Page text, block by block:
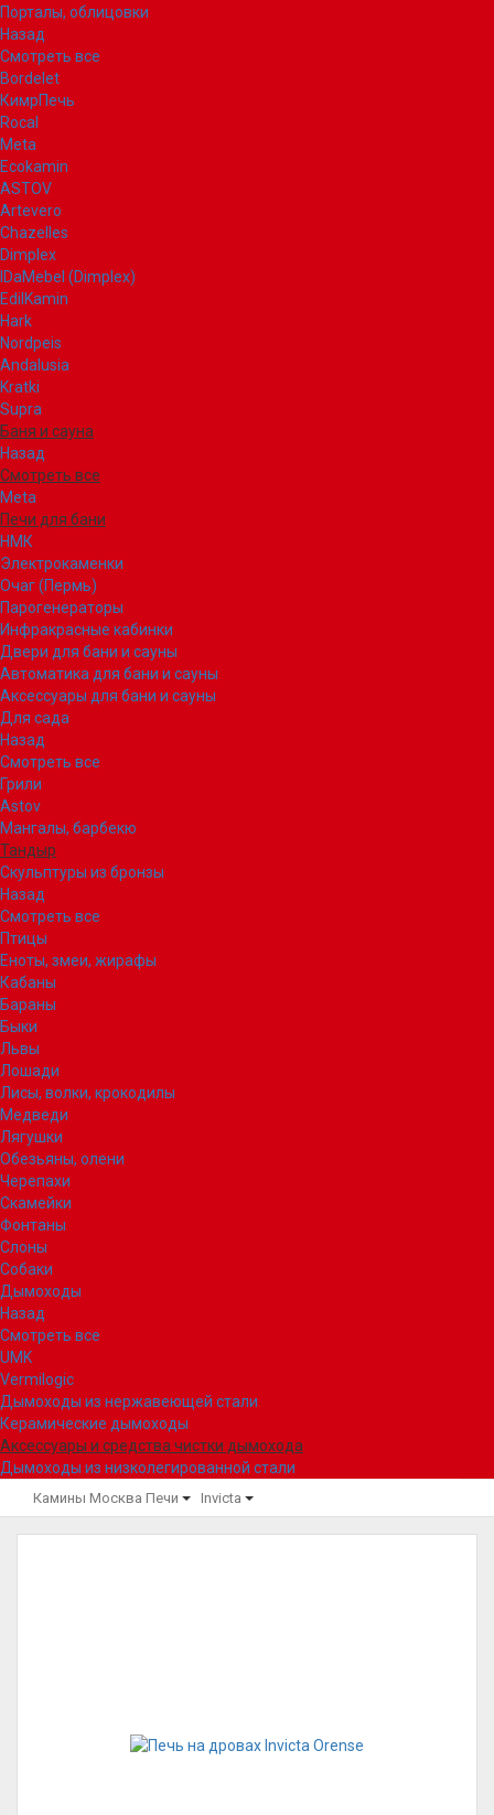
Порталы, облицовки
Назад
Смотреть все
Bordelet
КимрПечь
Rocal
Meta
Ecokamin
ASTOV
Artevero
Chazelles
Dimplex
IDaMebel (Dimplex)
EdilKamin
Hark
Nordpeis
Andalusia
Kratki
Supra
Баня и сауна
Назад
Смотреть все
Meta
Печи для бани
НМК
Электрокаменки
Очаг (Пермь)
Парогенераторы
Инфракрасные кабинки
Двери для бани и сауны
Автоматика для бани и сауны
Аксессуары для бани и сауны
Для сада
Назад
Смотреть все
Грили
Astov
Мангалы, барбекю
Тандыр
Скульптуры из бронзы
Назад
Смотреть все
Птицы
Еноты, змеи, жирафы
Кабаны
Бараны
Быки
Львы
Лошади
Лисы, волки, крокодилы
Медведи
Лягушки
Обезьяны, олени
Черепахи
Скамейки
Фонтаны
Слоны
Собаки
Дымоходы
Назад
Смотреть все
UMK
Vermilogic
Дымоходы из нержавеющей стали
Керамические дымоходы
Аксессуары и средства чистки дымохода
Дымоходы из низколегированной стали
Камины Москва Печи Invicta